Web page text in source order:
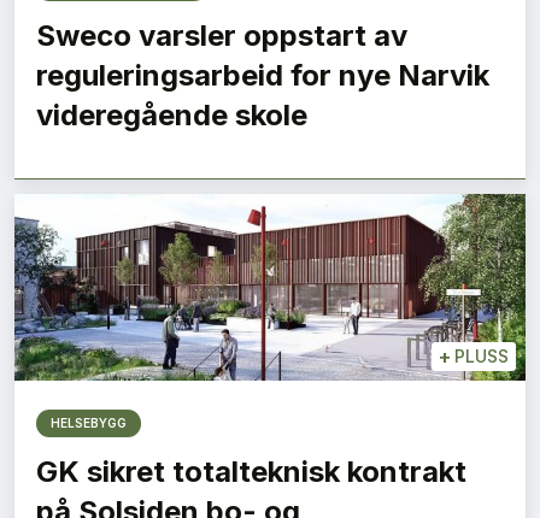
Sweco varsler oppstart av
reguleringsarbeid for nye Narvik
videregående skole
+ PLUSS
HELSEBYGG
GK sikret totalteknisk kontrakt